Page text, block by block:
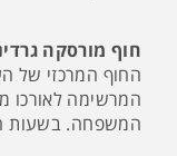
חוף מורסקה
החוף המרכזי של
המרשימה לאורכו
המשפחה. בשעות